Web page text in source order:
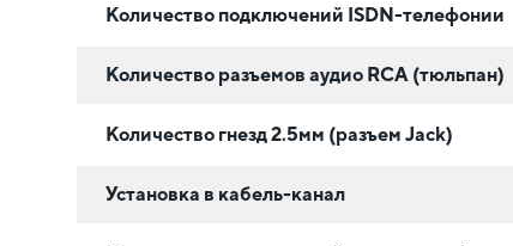
Количество подключений ISDN-телефонии
Количество разъемов аудио RCA (тюльпан)
Количество гнезд 2.5мм (разъем Jack)
Установка в кабель-канал